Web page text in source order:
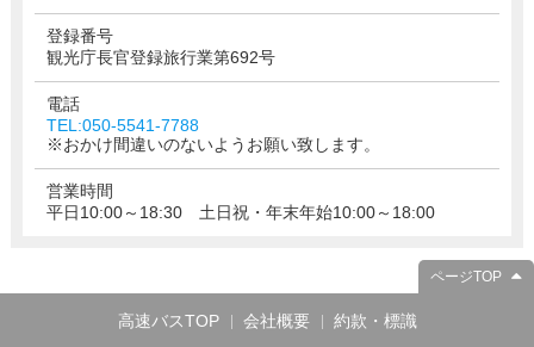
登録番号
観光庁長官登録旅行業第692号
電話
TEL:050-5541-7788
※おかけ間違いのないようお願い致します。
営業時間
平日10:00～18:30 土日祝・年末年始10:00～18:00
ページTOP
高速バスTOP 会社概要 約款・標識